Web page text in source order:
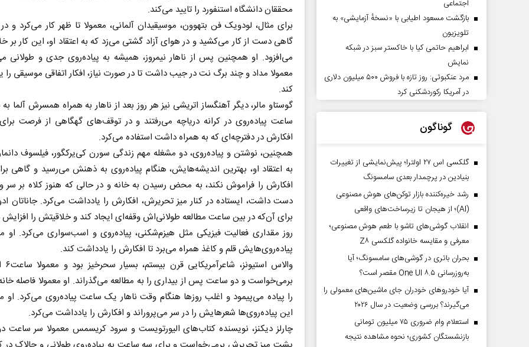
محققان دانشگاه استنفورد را تایید می‌کند.
برای مثال، لودویک فن بتهوون، موسیقیدان آلمانی، معمولا تا ظهر کار می‌کرد و
گاهی دست از کار می‌کشید و در هوای آزاد گشتی می‌زد که به اعتقاد او، این کار بر
می‌افزود. او همچنین پس از ناهار نیمروز، همیشه به ‌پیاده‌روی جدی و طولانی
معمولا مداد و چند برگ نت در جیب داشت تا در صورت نیاز، افکار اتفاقی موسیقی را
کند.
گوستاو مالر، دیگر آهنگساز اتریشی نیز هر روز بعد از ناهار به همراه همسرش آلما
ساعت ‌پیاده‌روی در کرانه دریاچه می‌رفتند و در توقف‌های گهگاهی از فرصت
افکارش در دفترچه‌ای که به همراه داشت استفاده می‌کرد.
همچنین، نوشتن و ‌پیاده‌روی، دو مشغله مهم زندگی سورن کی‌یرکگور، فیلسوف
به اعتقاد او، بهترین اندیشه‌هایش، هنگام ‌پیاده‌روی به ذهنش می‌رسید و گاهی
افکارش را فراموش نکند، به محض رسیدن به خانه و در حالی که هنوز کلاه بر سر
دست داشت، ایستاده در کنار میز تحریرش، افکارش را یادداشت می‌کرد. جاناتان
برای آن‌که در بین ساعت مطالعه طولانی‌اش وقفه‌ای ایجاد کند و خلاقیتش را
روز مقداری فعالیت فیزیکی مثل هیزم‌شکنی، ‌پیاده‌روی و اسب‌سواری می‌کرد. او
‌پیاده‌روی‌هایش قلم و کاغذ همراه می‌برد تا افکارش را یادداشت کند.
برمی‌خواست و دو ساعت پس از بیداری را به مطالعه می‌گذراند. او معمولا فاصله خانه
را پیاده می‌پیمود و اغلب روزها هنگام وقت ناهار یک ساعت ‌پیاده‌روی می‌کرد. او
این ‌پیاده‌روی‌ها شعر‌هایش را در سر می‌پروراند و افکارش را یادداشت می‌کرد.
چارلز دیکنز، نویسنده کتاب‌های الیورتویست و سرود کریسمس معمولا سر ساعت
اجتماعی
بازگشت مسعود اطیابی با «نسخهٔ آزمایشی» به
تلویزیون
ابراهیم حاتمی کیا با خاکستر سبز در شبکه
نمایش
مرد عنکبوتی: روز تازه با فروش ۵۰۰ میلیون دلاری
در آمریکا رکوردشکنی کرد
گوناگون
گلکسی اس ۲۷ اولترا؛ پیش‌نمایشی از تغییرات
بنیادین در پرچمدار بعدی سامسونگ
رشد خیره‌کننده بازار توکن‌های هوش مصنوعی
(AI)؛ از هیجان تا زیرساخت‌های واقعی
انقلاب گوشی‌های تاشو‌ با طعم هوش مصنوعی؛
معرفی و مقایسه خانواده گلکسی Z۸
بحران باتری در گوشی‌های سامسونگ؛ آیا
به‌روزرسانی One UI ۸.۵ مقصر است؟
آیا خودروهای خودران جای ماشین‌های معمولی را
می‌گیرند؟ بررسی وضعیت در سال ۲۰۲۶
استعلام وام ضروری ۷۵ میلیون تومانی
بازنشستگان کشوری؛ نحوه مشاهده نتیجه